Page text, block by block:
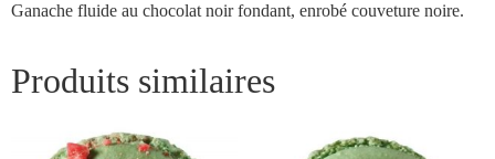
Ganache fluide au chocolat noir fondant, enrobé couveture noire.
Produits similaires